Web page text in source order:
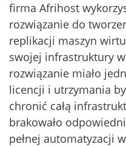
firma Afrihost
rozwiązanie do
replikacji maszyn
swojej infrastruktury
rozwiązanie miało
licencji i utrzymania
chronić całą
brakowało
pełnej automatyzacji